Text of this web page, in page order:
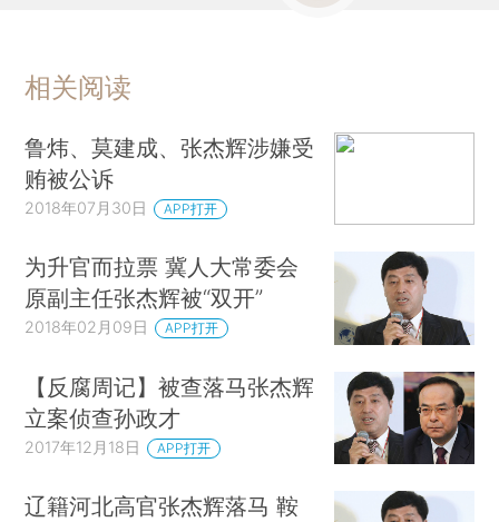
相关阅读
鲁炜、莫建成、张杰辉涉嫌受
贿被公诉
2018年07月30日 APP打开
为升官而拉票 冀人大常委会
原副主任张杰辉被“双开”
2018年02月09日 APP打开
【反腐周记】被查落马张杰辉
立案侦查孙政才
2017年12月18日 APP打开
辽籍河北高官张杰辉落马 鞍